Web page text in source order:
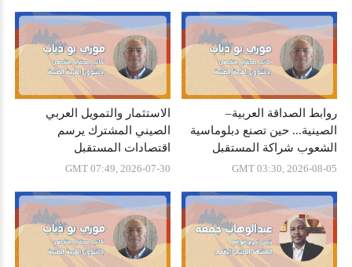
روابط الصداقة العربية–
الصينية... حين تصنع دبلوماسية
الشعوب شراكة المستقبل
GMT 03:30, 2026-08-05
الاستثمار والتمويل العربي
الصيني المشترك يرسم
اقتصادات المستقبل
GMT 07:49, 2026-07-30